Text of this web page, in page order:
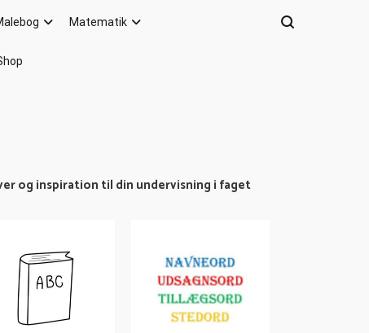
Matematik
og inspiration til din undervisning i faget